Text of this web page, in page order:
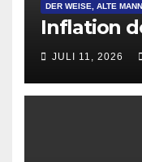
DER WEISE, ALTE MANN
Inflation
JULI 11, 2026